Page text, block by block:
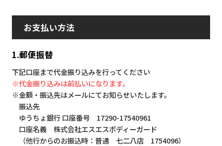
お支払い方法
1.郵便振替
下記口座まで代金振り込みを行ってください
※代金振り込みは前払いになります。
※金額・振込先はメールにてお知らせいたします。
振込先
ゆうちょ銀行 口座番号 17290-17540961
口座名義 株式会社エスエスボディーガード
（他行からのお振込時：普通 七二八店 1754096）